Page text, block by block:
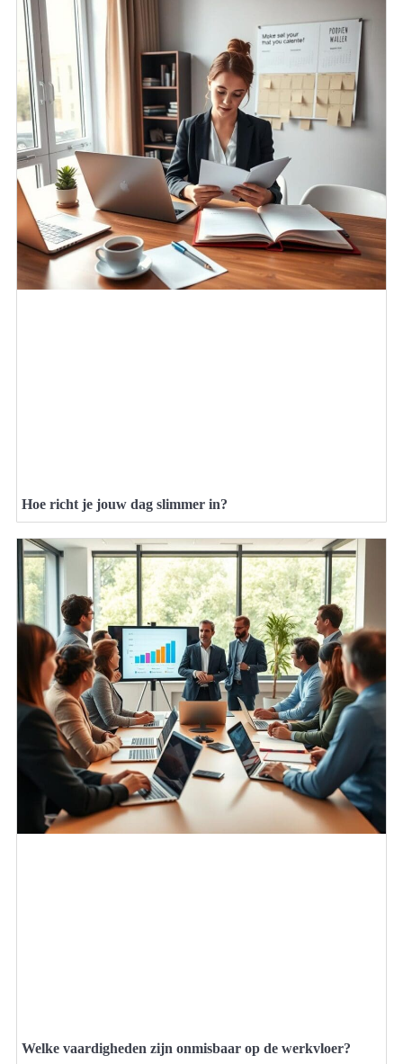
Hoe richt je jouw dag slimmer in?
Welke vaardigheden zijn onmisbaar op de werkvloer?